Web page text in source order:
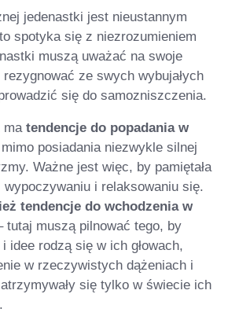
jedenastki jest nieustannym
spotyka się z niezrozumieniem
muszą uważać na swoje
rezygnować ze swych wybujałych
się do samozniszczenia.
ma tendencje do popadania w
posiadania niezwykle silnej
Ważne jest więc, by pamiętała
wypoczywaniu i relaksowaniu się.
tendencje do wchodzenia w
tutaj muszą pilnować tego, by
i idee rodzą się w ich głowach,
w rzeczywistych dążeniach i
się tylko w świecie ich